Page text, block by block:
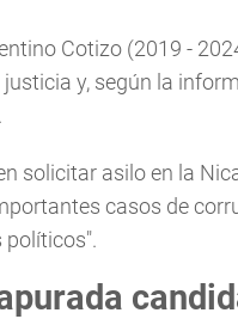
Cotizo (2019 -
y, según la
solicitar asilo en la
casos de
políticos".